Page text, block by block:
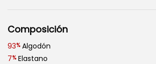
Composición
93%Algodón
7%Elastano